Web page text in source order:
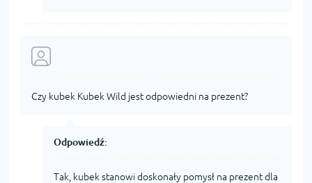
Czy kubek Kubek Wild jest odpowiedni na prezent?
Odpowiedź:
Tak, kubek stanowi doskonały pomysł na prezent dla